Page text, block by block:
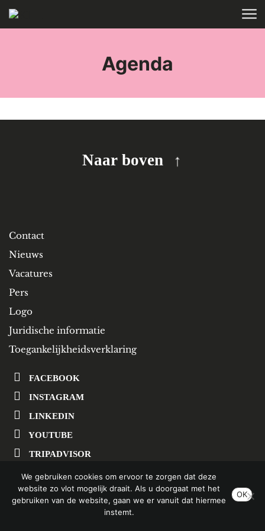
Skip to main content
Agenda
Naar boven
Contact
Nieuws
Vacatures
Pers
Logo
Juridische informatie
Toegankelijkheidsverklaring
FACEBOOK
INSTAGRAM
LINKEDIN
YOUTUBE
TRIPADVISOR
SCHRIJF U IN OP ONZE NIEUWSBRIEF
We gebruiken cookies om ervoor te zorgen dat deze
website zo vlot mogelijk draait. Als u doorgaat met het
gebruiken van de website, gaan we er vanuit dat hiermee
instemt.
OK